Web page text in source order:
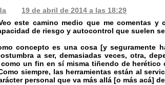
19 de abril de 2014 a las 18:29
este camino medio que me comentas
de riesgo y autocontrol que suelen
concepto es una cosa [y seguramente
a ser, demasiadas veces, otra,
un fin en sí misma tiñendo de
siempre, las herramientas están al
personal que va más allá [o más acá]